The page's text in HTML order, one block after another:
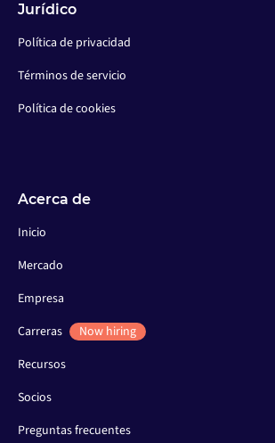
Jurídico
Política de privacidad
Términos de servicio
Política de cookies
Acerca de
Inicio
Mercado
Empresa
Carreras
Now hiring
Recursos
Socios
Preguntas frecuentes